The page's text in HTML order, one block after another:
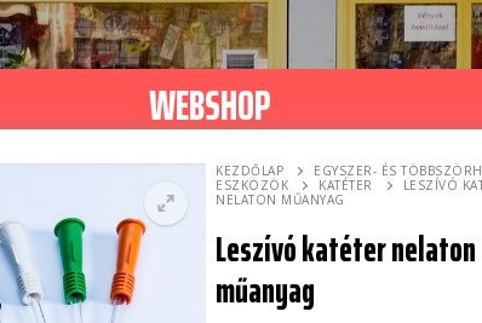
WEBSHOP
KEZDŐLAP
EGYSZER- ÉS
ESZKÖZÖK
KATÉTER
LESZÍVÓ
NELATON MŰANYAG
Leszívó katéter nelaton
műanyag